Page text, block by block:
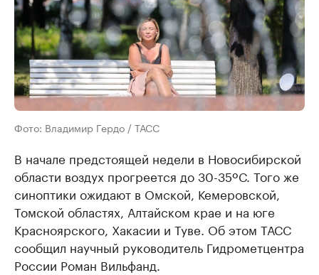
Фото: Владимир Гердо / ТАСС
В начале предстоящей недели в Новосибирской
области воздух прогреется до 30-35ºС. Того же
синоптики ожидают в Омской, Кемеровской,
Томской областях, Алтайском крае и на юге
Красноярского, Хакасии и Туве. Об этом ТАСС
сообщил научный руководитель Гидрометцентра
России Роман Вильфанд.